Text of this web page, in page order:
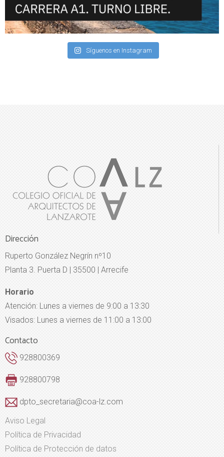
Síguenos en Instagram
Dirección
Ruperto González Negrín nº10
Planta 3. Puerta D | 35500 | Arrecife
Horario
Atención: Lunes a viernes de 9:00 a 13:30
Visados: Lunes a viernes de 11:00 a 13:00
Contacto
928800369
928800798
dpto_secretaria@coa-lz.com
Aviso Legal
Política de Privacidad
Política de Protección de datos